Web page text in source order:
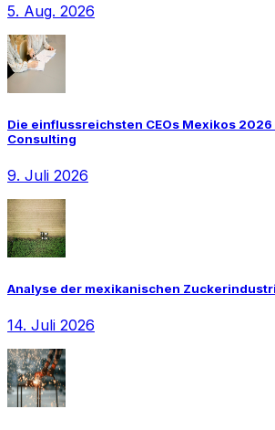
5. Aug. 2026
Die einflussreichsten CEOs Mexikos 2026
Consulting
9. Juli 2026
Analyse der mexikanischen
14. Juli 2026